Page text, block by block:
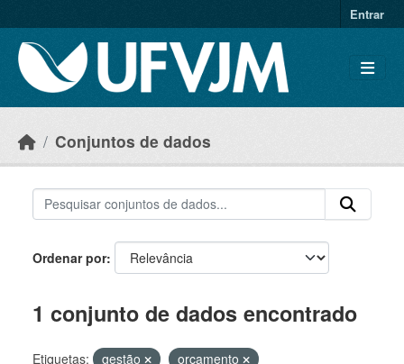
Entrar
Conjuntos de dados
Ordenar por
1 conjunto de dados encontrado
Etiquetas: gestão
orçamento